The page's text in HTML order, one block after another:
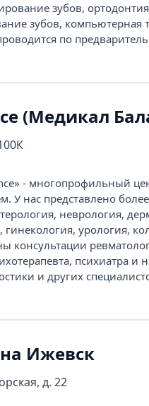
зубов,
зубов, компьютерная
по
(Медикал
- многопрофильный
У нас представлено
неврология,
урология,
консультации
психиатра
и других
Ижевск
д. 22